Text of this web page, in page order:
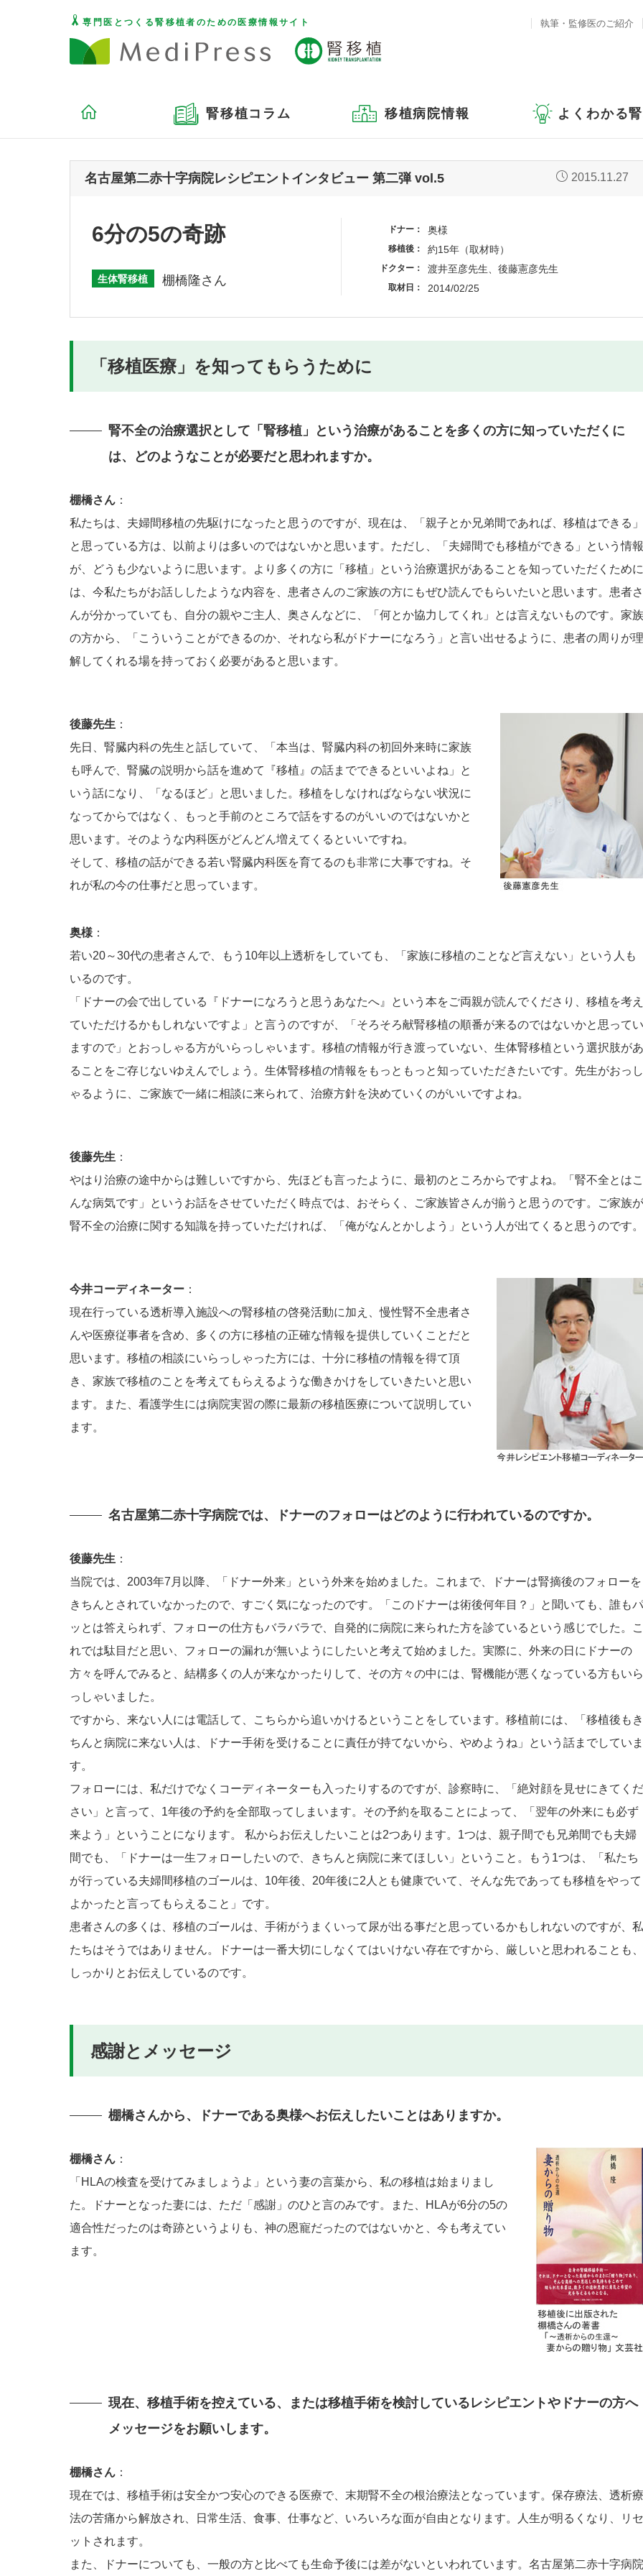
専門医とつくる腎移植者のための医療情報サイト
腎移植コラム 移植病院情報 よくわかる
執筆・監修医のご紹介
名古屋第二赤十字病院レシピエントインタビュー 第二弾 vol.5 2015.11.27
6分の5の奇跡
生体腎移植 棚橋隆さん
ドナー 奥様
移植後 約15年（取材時）
ドクター 渡井至彦先生、後藤憲彦先生
取材日 2014/02/25
「移植医療」を知ってもらうために
腎不全の治療選択として「腎移植」という治療があることを多くの方に知っていただくに
は、どのようなことが必要だと思われますか。
棚橋さん ：
私たちは、夫婦間移植の先駆けになったと思うのですが、現在は、「親子とか兄弟間であれば、移植はできる
と思っている方は、以前よりは多いのではないかと思います。ただし、「夫婦間でも移植ができる」という情
が、どうも少ないように思います。より多くの方に「移植」という治療選択があることを知っていただくため
は、今私たちがお話ししたような内容を、患者さんのご家族の方にもぜひ読んでもらいたいと思います。患者
んが分かっていても、自分の親やご主人、奥さんなどに、「何とか協力してくれ」とは言えないものです。家
の方から、「こういうことができるのか、それなら私がドナーになろう」と言い出せるように、患者の周りが
解してくれる場を持っておく必要があると思います。
後藤先生 ：
先日、腎臓内科の先生と話していて、「本当は、腎臓内科の初回外来時に家族
も呼んで、腎臓の説明から話を進めて『移植』の話までできるといいよね」と
いう話になり、「なるほど」と思いました。移植をしなければならない状況に
なってからではなく、もっと手前のところで話をするのがいいのではないかと
思います。そのような内科医がどんどん増えてくるといいですね。
そして、移植の話ができる若い腎臓内科医を育てるのも非常に大事ですね。そ
れが私の今の仕事だと思っています。
奥様：
若い20～30代の患者さんで、もう10年以上透析をしていても、「家族に移植のことなど言えない」という人も
いるのです。
「ドナーの会で出している『ドナーになろうと思うあなたへ』という本をご両親が読んでくださり、移植を考
ていただけるかもしれないですよ」と言うのですが、「そろそろ献腎移植の順番が来るのではないかと思って
ますので」とおっしゃる方がいらっしゃいます。移植の情報が行き渡っていない、生体腎移植という選択肢が
ることをご存じないゆえんでしょう。生体腎移植の情報をもっともっと知っていただきたいです。先生がおっ
ゃるように、ご家族で一緒に相談に来られて、治療方針を決めていくのがいいですよね。
後藤先生 ：
やはり治療の途中からは難しいですから、先ほども言ったように、最初のところからですよね。「腎不全とは
んな病気です」というお話をさせていただく時点では、おそらく、ご家族皆さんが揃うと思うのです。ご家族
腎不全の治療に関する知識を持っていただければ、「俺がなんとかしよう」という人が出てくると思うのです
今井コーディネーター ：
現在行っている透析導入施設への腎移植の啓発活動に加え、慢性腎不全患者さ
んや医療従事者を含め、多くの方に移植の正確な情報を提供していくことだと
思います。移植の相談にいらっしゃった方には、十分に移植の情報を得て頂
き、家族で移植のことを考えてもらえるような働きかけをしていきたいと思い
ます。また、看護学生には病院実習の際に最新の移植医療について説明してい
ます。
名古屋第二赤十字病院では、ドナーのフォローはどのように行われているのですか。
後藤先生 ：
当院では、2003年7月以降、「ドナー外来」という外来を始めました。これまで、ドナーは腎摘後のフォローを
きちんとされていなかったので、すごく気になったのです。「このドナーは術後何年目？」と聞いても、誰も
ッとは答えられず、フォローの仕方もバラバラで、自発的に病院に来られた方を診ているという感じでした。
れでは駄目だと思い、フォローの漏れが無いようにしたいと考えて始めました。実際に、外来の日にドナーの
方々を呼んでみると、結構多くの人が来なかったりして、その方々の中には、腎機能が悪くなっている方もい
っしゃいました。
ですから、来ない人には電話して、こちらから追いかけるということをしています。移植前には、「移植後も
ちんと病院に来ない人は、ドナー手術を受けることに責任が持てないから、やめようね」という話までしてい
す。
フォローには、私だけでなくコーディネーターも入ったりするのですが、診察時に、「絶対顔を見せにきてく
さい」と言って、1年後の予約を全部取ってしまいます。その予約を取ることによって、「翌年の外来にも必ず
来よう」ということになります。 私からお伝えしたいことは2つあります。1つは、親子間でも兄弟間でも夫婦
間でも、「ドナーは一生フォローしたいので、きちんと病院に来てほしい」ということ。もう1つは、「私たち
が行っている夫婦間移植のゴールは、10年後、20年後に2人とも健康でいて、そんな先であっても移植をやって
よかったと言ってもらえること」です。
患者さんの多くは、移植のゴールは、手術がうまくいって尿が出る事だと思っているかもしれないのですが、
たちはそうではありません。ドナーは一番大切にしなくてはいけない存在ですから、厳しいと思われることも
しっかりとお伝えしているのです。
感謝とメッセージ
棚橋さんから、ドナーである奥様へお伝えしたいことはありますか。
棚橋さん ：
「HLAの検査を受けてみましょうよ」という妻の言葉から、私の移植は始まりまし
た。ドナーとなった妻には、ただ「感謝」のひと言のみです。また、HLAが6分の5の
適合性だったのは奇跡というよりも、神の恩寵だったのではないかと、今も考えてい
ます。
現在、移植手術を控えている、または移植手術を検討しているレシピエントやドナーの方へ
メッセージをお願いします。
棚橋さん ：
現在では、移植手術は安全かつ安心のできる医療で、末期腎不全の根治療法となっています。保存療法、透析
法の苦痛から解放され、日常生活、食事、仕事など、いろいろな面が自由となります。人生が明るくなり、リ
ットされます。
また、ドナーについても、一般の方と比べても生命予後には差がないといわれています。名古屋第二赤十字病